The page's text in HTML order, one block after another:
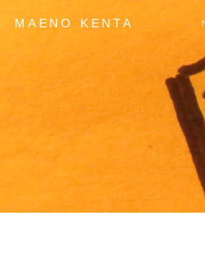
Main Navigation
MAENO KENTA